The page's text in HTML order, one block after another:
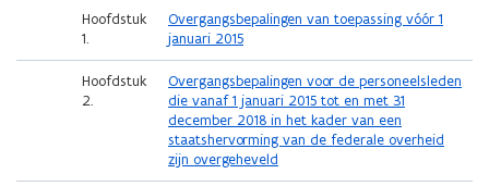
Hoofdstuk
1.
Overgangsbepalingen van toepassing vóór 1
januari 2015
Hoofdstuk
2.
Overgangsbepalingen voor de personeelsleden
die vanaf 1 januari 2015 tot en met 31
december 2018 in het kader van een
staatshervorming van de federale overheid
zijn overgeheveld